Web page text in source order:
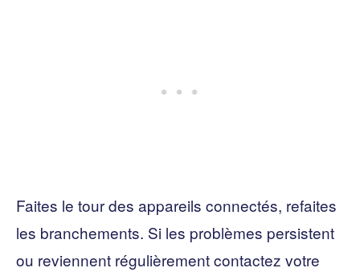
Faites le tour des appareils connectés, refaites
les branchements. Si les problèmes persistent
ou reviennent régulièrement contactez votre